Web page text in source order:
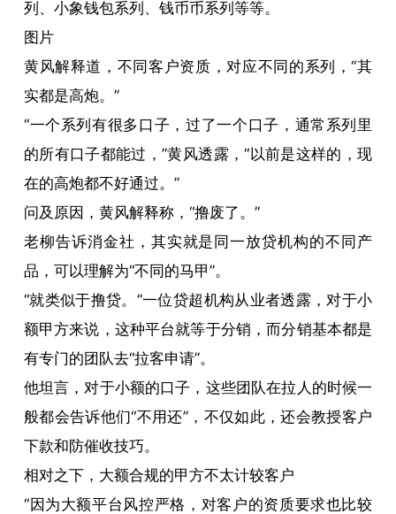
列、小象钱包系列、钱币币系列等等。
图片
黄风解释道，不同客户资质，对应不同的系列，“其
实都是高炮。”
“一个系列有很多口子，过了一个口子，通常系列里
的所有口子都能过，”黄风透露，“以前是这样的，现
在的高炮都不好通过。”
问及原因，黄风解释称，“撸废了。”
老柳告诉消金社，其实就是同一放贷机构的不同产
品，可以理解为“不同的马甲”。
“就类似于撸贷。”一位贷超机构从业者透露，对于小
额甲方来说，这种平台就等于分销，而分销基本都是
有专门的团队去“拉客申请”。
他坦言，对于小额的口子，这些团队在拉人的时候一
般都会告诉他们“不用还”，不仅如此，还会教授客户
下款和防催收技巧。
相对之下，大额合规的甲方不太计较客户
“因为大额平台风控严格，对客户的资质要求也比较